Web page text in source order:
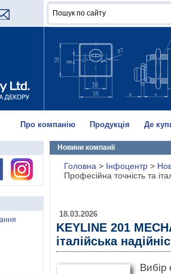
Про компанію Продукція Де
Новини компанії
Головна > Інфоцентр >
Професійна точність та
18.03.2026
KEYLINE 201
італійська
Вибір